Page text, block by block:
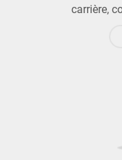
carrière,